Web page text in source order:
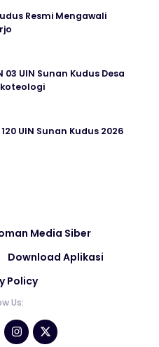
Resmi Mengawali
UIN Sunan Kudus Desa
UIN Sunan Kudus 2026
Media Siber
Download Aplikasi
Policy
Us: